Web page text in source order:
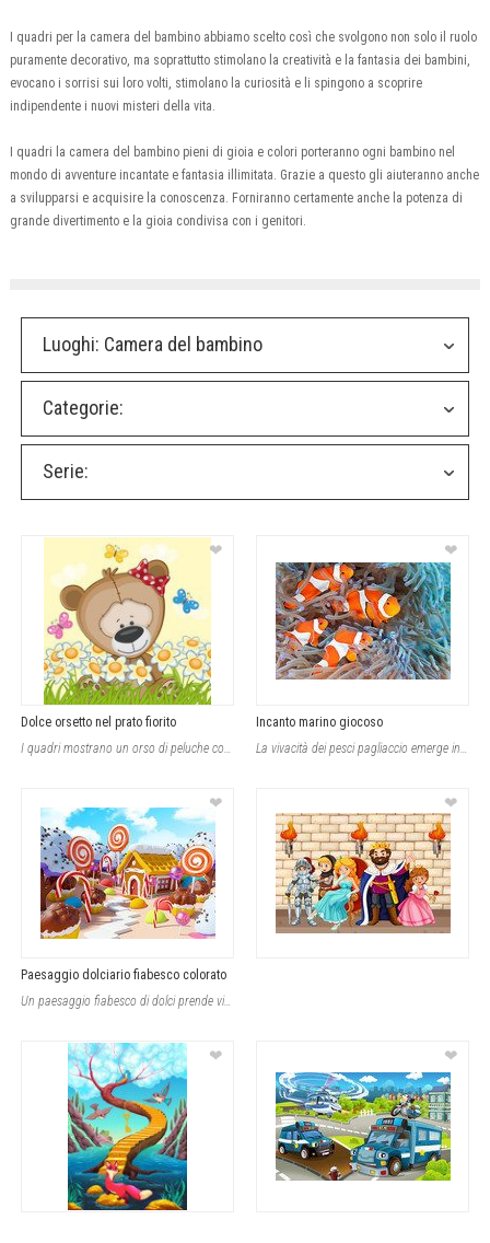
I quadri per la camera del bambino abbiamo scelto così che svolgono non solo il ruolo
puramente decorativo, ma soprattutto stimolano la creatività e la fantasia dei bambini,
evocano i sorrisi sui loro volti, stimolano la curiosità e li spingono a scoprire
indipendente i nuovi misteri della vita.
I quadri la camera del bambino pieni di gioia e colori porteranno ogni bambino nel
mondo di avventure incantate e fantasia illimitata. Grazie a questo gli aiuteranno anche
a svilupparsi e acquisire la conoscenza. Forniranno certamente anche la potenza di
grande divertimento e la gioia condivisa con i genitori.
Luoghi: Camera del bambino
Categorie:
Serie:
❤
Dolce orsetto nel prato fiorito
I quadri mostrano un orso di peluche con un fiocchetto rosso, circondato da fior
❤
Incanto marino giocoso
La vivacità dei pesci pagliaccio emerge in un equilibrio cromatico elegante fra
❤
Paesaggio dolciario fiabesco colorato
Un paesaggio fiabesco di dolci prende vita con una casetta di pan di zenzero cen
❤
❤ ❤